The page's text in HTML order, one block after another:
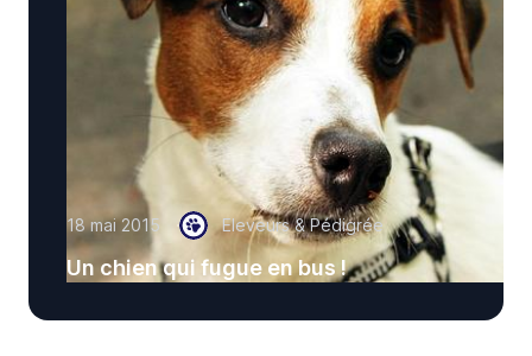
18 mai 2015 Eleveurs & Pédigrée
Un chien qui fugue en bus !